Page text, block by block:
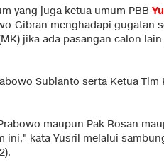
yang juga ketua umum PBB
Gibran menghadapi gugatan
jika ada pasangan calon lain
Subianto serta Ketua Tim
maupun Pak Rosan
ini," kata Yusril melalui